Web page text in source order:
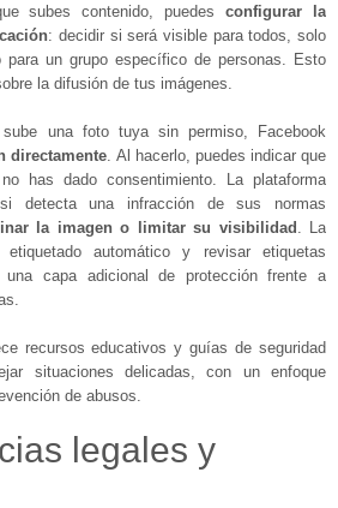
subes contenido, puedesconfigurar la
: decidir si será visible para todos, solo
un grupo específico de personas. Esto
la difusión de tus imágenes.
una foto tuya sin permiso, Facebook
directamente . Al hacerlo, puedes indicar que
has dado consentimiento. La plataforma
detecta una infracción de sus normas
la imagen o limitar su visibilidad . La
automático y revisar etiquetas
una capa adicional de protección frente a
recursos educativos y guías de seguridad
situaciones delicadas, con un enfoque
de abusos.
legales y